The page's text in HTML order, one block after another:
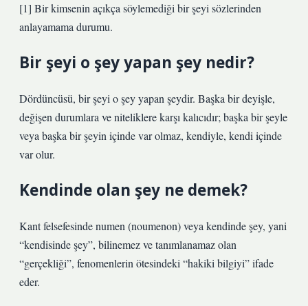
[1] Bir kimsenin açıkça söylemediği bir şeyi sözlerinden
anlayamama durumu.
Bir şeyi o şey yapan şey nedir?
Dördüncüsü, bir şeyi o şey yapan şeydir. Başka bir deyişle,
değişen durumlara ve niteliklere karşı kalıcıdır; başka bir şeyle
veya başka bir şeyin içinde var olmaz, kendiyle, kendi içinde
var olur.
Kendinde olan şey ne demek?
Kant felsefesinde numen (noumenon) veya kendinde şey, yani
“kendisinde şey”, bilinemez ve tanımlanamaz olan
“gerçekliği”, fenomenlerin ötesindeki “hakiki bilgiyi” ifade
eder.